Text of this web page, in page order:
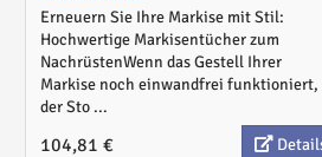
Erneuern Sie Ihre Markise mit Stil:
Hochwertige Markisentücher zum
NachrüstenWenn das Gestell Ihrer
Markise noch einwandfrei funktioniert,
der Sto ...
104,81 €